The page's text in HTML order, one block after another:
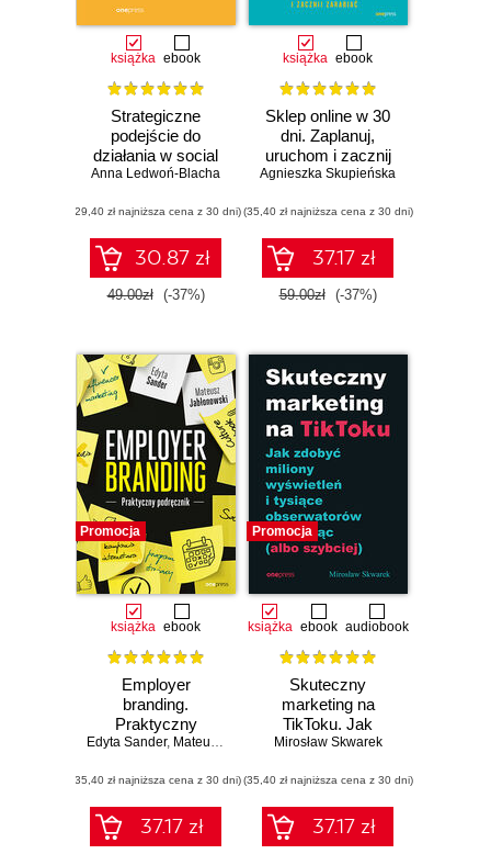
książka ebook
Strategiczne
podejście do
działania w social
mediach
Anna Ledwoń-Blacha
(29,40 zł najniższa cena z 30 dni)
30.87 zł
49.00zł (-37%)
książka ebook
Sklep online w 30
dni. Zaplanuj,
uruchom i zacznij
zarabiać
Agnieszka Skupieńska
(35,40 zł najniższa cena z 30 dni)
37.17 zł
59.00zł (-37%)
Promocja
książka ebook
Employer
branding.
Praktyczny
podręcznik
Edyta Sander, Mateusz Jabłonowski
(35,40 zł najniższa cena z 30 dni)
37.17 zł
Promocja
książka ebook audiobook
Skuteczny
marketing na
TikToku. Jak
zdobyć miliony
tysiące
obserwatorów w
miesiąc (albo
szybciej)
Mirosław Skwarek
(35,40 zł najniższa cena z 30 dni)
37.17 zł